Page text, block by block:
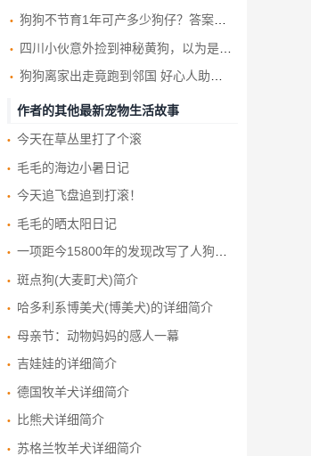
狗狗不节育1年可产多少狗仔？答案让你惊掉下巴！
四川小伙意外捡到神秘黄狗，以为是走丢的流浪狗，不料身份不一般
狗狗离家出走竟跑到邻国 好心人助与饲主重逢
作者的其他最新宠物生活故事
今天在草丛里打了个滚
毛毛的海边小暑日记
今天追飞盘追到打滚！
毛毛的晒太阳日记
一项距今15800年的发现改写了人狗友谊的历史
斑点狗(大麦町犬)简介
哈多利系博美犬(博美犬)的详细简介
母亲节：动物妈妈的感人一幕
吉娃娃的详细简介
德国牧羊犬详细简介
比熊犬详细简介
苏格兰牧羊犬详细简介